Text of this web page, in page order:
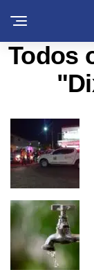
Todos